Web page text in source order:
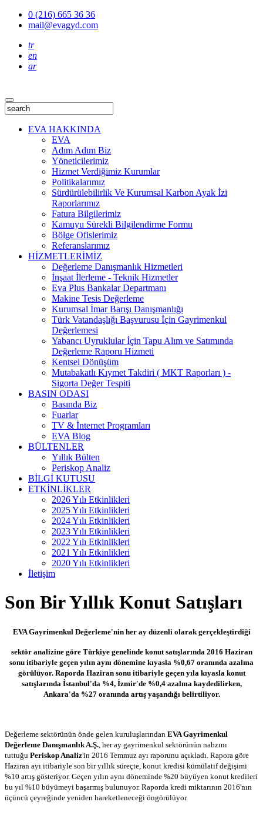
0 (216) 665 36 36
mail@evagyd.com
tr
en
ar
EVA HAKKINDA
EVA
Adım Adım Biz
Yöneticilerimiz
Hizmet Verdiğimiz Kurumlar
Politikalarımız
Sürdürülebilirlik Ve Kurumsal Karbon Ayak İzi
Raporlarımız
Fatura Bilgilerimiz
Kamuyu Sürekli Bilgilendirme Formu
Bölge Ofislerimiz
Referanslarımız
HİZMETLERİMİZ
Değerleme Danışmanlık Hizmetleri
İnşaat İlerleme - Teknik Hizmetler
Eva Plus Bankalar Departmanı
Makine Tesis Değerleme
Kurumsal İmar Barışı Danışmanlığı
Türk Vatandaşlığı Başvurusu İçin Gayrimenkul
Değerlemesi
Yabancı Uyruklular İçin Tapu Alım ve Satımında
Değerleme Raporu Hizmeti
Kentsel Dönüşüm
Mutabakatlı Kıymet Takdiri ( MKT Raporları ) -
Sigorta Değer Tespiti
BASIN ODASI
Basında Biz
Fuarlar
TV & İnternet Programları
EVA Blog
BÜLTENLER
Yıllık Bülten
Periskop Analiz
BİLGİ KUTUSU
ETKİNLİKLER
2026 Yılı Etkinlikleri
2025 Yılı Etkinlikleri
2024 Yılı Etkinlikleri
2023 Yılı Etkinlikleri
2022 Yılı Etkinlikleri
2021 Yılı Etkinlikleri
2020 Yılı Etkinlikleri
İletişim
Son Bir Yıllık Konut Satışları
EVA Gayrimenkul Değerleme'nin her ay düzenli olarak gerçekleştirdiği
sektör analizine göre Türkiye genelinde konut satışlarında 2016 Haziran
sonu itibariyle geçen yılın aynı dönemine kıyasla %0,67 oranında azalma
görülüyor. Raporda Haziran sonu itibariyle geçen yıla kıyasla konut
satışlarında İstanbul'da %4, İzmir'de %0,4 azalma kaydedilirken,
Ankara'da %27 oranında artış yaşandığı belirtiliyor.
Değerleme sektörünün önde gelen kuruluşlarından EVA Gayrimenkul
Değerleme Danışmanlık A.Ş. , her ay gayrimenkul sektörünün nabzını
tuttuğu Periskop Analiz'in 2016 Temmuz ayı raporunu açıkladı. Rapora göre
Haziran ayı itibariyle son bir yıllık süreçte, konut kredisi kümülatif değişimi
%10 artış gösteriyor. Geçen yılın aynı döneminde %20 büyüyen konut kredileri
bu yıl %10 büyümeyi başarmış bulunuyor. Raporda kredi miktarının 2016'nın
üçüncü çeyreğinde yeniden hareketleneceği öngörülüyor.